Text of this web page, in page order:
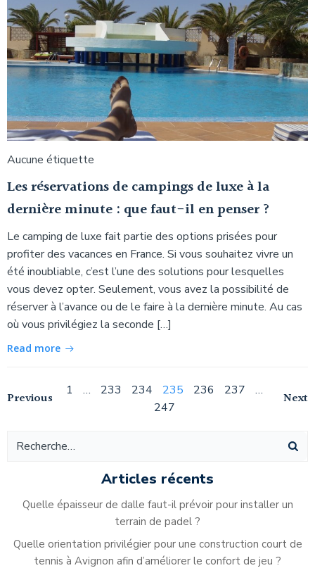
Aucune étiquette
Les réservations de campings de luxe à la
dernière minute : que faut-il en penser ?
Le camping de luxe fait partie des options prisées pour
profiter des vacances en France. Si vous souhaitez vivre un
été inoubliable, c’est l’une des solutions pour lesquelles
vous devez opter. Seulement, vous avez la possibilité de
réserver à l’avance ou de le faire à la dernière minute. Au cas
où vous privilégiez la seconde […]
Read more
Navigation
des
articles
Previous Navigation
des
articles
Page
1 … Page
233 Page
234 Page
235 Page
236 Page
237 …
247
Next
Articles récents
Quelle épaisseur de dalle faut-il prévoir pour installer un
terrain de padel ?
Quelle orientation privilégier pour une construction court de
tennis à Avignon afin d’améliorer le confort de jeu ?